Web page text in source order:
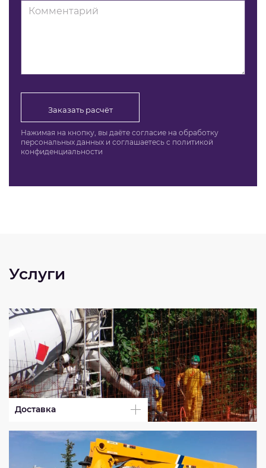
Заказать расчёт
Нажимая на кнопку, вы даёте согласие на обработку
персональных данных и соглашаетесь c политикой
конфиденциальности
Услуги
Доставка